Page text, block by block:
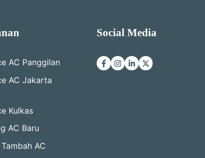
AC Panggilan
AC Jakarta
Kulkas
AC Baru
AC
Social Media